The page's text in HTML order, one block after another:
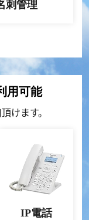
刺管理
用可能
けます。
IP電話